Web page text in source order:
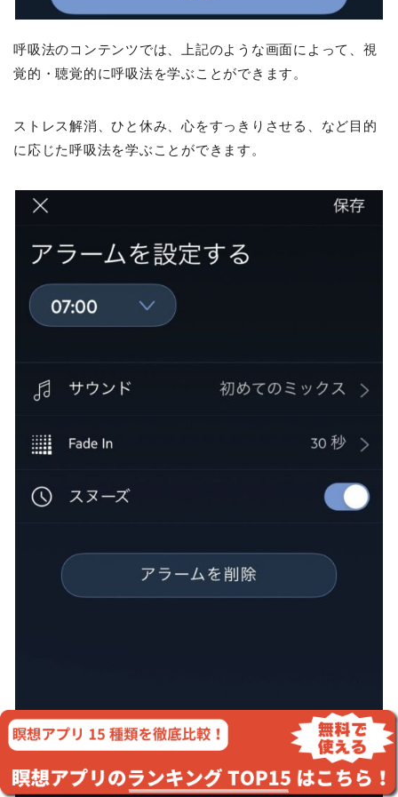
呼吸法のコンテンツでは、上記のような画面によって、視
覚的・聴覚的に呼吸法を学ぶことができます。
ストレス解消、ひと休み、心をすっきりさせる、など目的
に応じた呼吸法を学ぶことができます。